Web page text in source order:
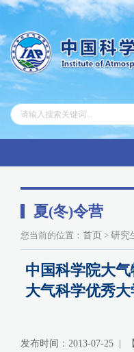
夏(冬)令营
您当前的位置： 首页 > 研究
中国科学院大
大气科学优秀
发布时间：2013-07-25 | 【